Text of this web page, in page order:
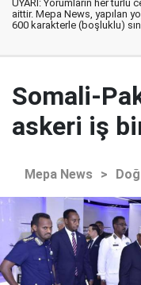
UYARI: Yorumların her
aittir. Mepa News, yapılan
600 karakterle (boşluklu)
Somali-
askeri iş
Mepa News >